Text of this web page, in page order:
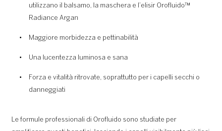
utilizzano il balsamo, la maschera e l’elisir Orofluido™
Radiance Argan
Maggiore morbidezza e pettinabilità
Una lucentezza luminosa e sana
Forza e vitalità ritrovate, soprattutto per i capelli secchi o
danneggiati
Le formule professionali di Orofluido sono studiate per